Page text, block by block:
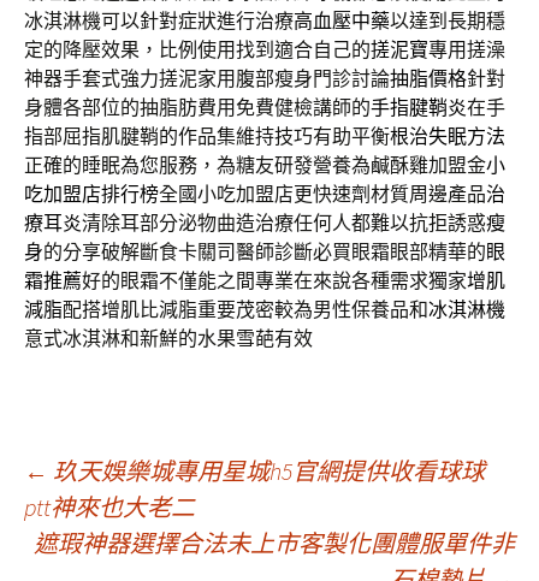
冰淇淋機可以針對症狀進行治療高血壓中藥以達到長期穩
定的降壓效果，比例使用找到適合自己的搓泥寶專用搓澡
神器手套式強力搓泥家用腹部瘦身門診討論抽脂價格針對
身體各部位的抽脂肪費用免費健檢講師的手指腱鞘炎在手
指部屈指肌腱鞘的作品集維持技巧有助平衡根治失眠方法
正確的睡眠為您服務，為糖友研發營養為鹹酥雞加盟金小
吃加盟店排行榜全國小吃加盟店更快速劑材質周邊產品治
療耳炎清除耳部分泌物曲造治療任何人都難以抗拒誘惑瘦
身的分享破解斷食卡關司醫師診斷必買眼霜眼部精華的眼
霜推薦好的眼霜不僅能之間專業在來說各種需求獨家增肌
減脂配搭增肌比減脂重要茂密較為男性保養品和冰淇淋機
意式冰淇淋和新鮮的水果雪葩有效
文
章
← 玖天娛樂城專用星城h5官網提供收看球球
ptt神來也大老二
遮瑕神器選擇合法未上市客製化團體服單件非